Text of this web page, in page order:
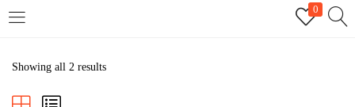
0
REGISTER
Showing all 2 results